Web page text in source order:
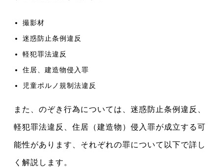
撮影材
迷惑防止条例違反
軽犯罪法違反
住居、建造物侵入罪
児童ポルノ規制法違反
また、のぞき行為については、迷惑防止条例違反、
軽犯罪法違反、住居（建造物）侵入罪が成立する可
能性があります、それぞれの罪について以下で詳し
く解説します。